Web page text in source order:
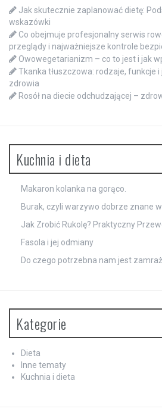
Jak skutecznie zaplanować dietę:
wskazówki
Co obejmuje profesjonalny serwis
przeglądy i najważniejsze kontrole
Owowegetarianizm – co to jest i jak
Tkanka tłuszczowa: rodzaje, funkcje
zdrowia
Rosół na diecie odchudzającej –
Kuchnia i dieta
Makaron kolanka na gorąco.
Burak, czyli warzywo dobrze znane
Jak Zrobić Rukolę? Praktyczny
Fasola i jej odmiany
Do czego potrzebna nam jest
Kategorie
Dieta
Inne tematy
Kuchnia i dieta